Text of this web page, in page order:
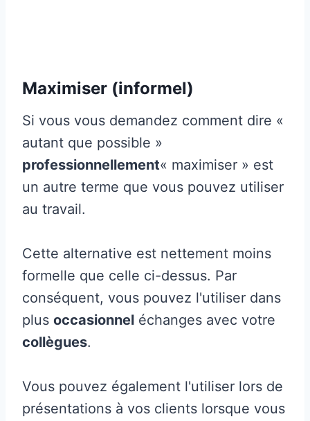
Maximiser (informel)
Si vous vous demandez comment dire «
autant que possible »
professionnellement« maximiser » est
un autre terme que vous pouvez utiliser
au travail.
Cette alternative est nettement moins
formelle que celle ci-dessus. Par
conséquent, vous pouvez l'utiliser dans
plus occasionnel échanges avec votre
collègues.
Vous pouvez également l'utiliser lors de
présentations à vos clients lorsque vous